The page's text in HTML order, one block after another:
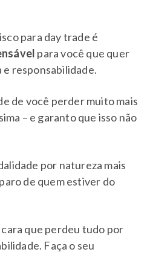
para day trade é
para você que quer
responsabilidade.
de você perder muito mais
– e garanto que isso não
por natureza mais
de quem estiver do
que perdeu tudo por
Faça o seu